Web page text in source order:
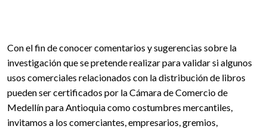
Con el fin de conocer comentarios y sugerencias sobre la
investigación que se pretende realizar para validar si algunos
usos comerciales relacionados con la distribución de libros
pueden ser certificados por la Cámara de Comercio de
Medellín para Antioquia como costumbres mercantiles,
invitamos a los comerciantes, empresarios, gremios,